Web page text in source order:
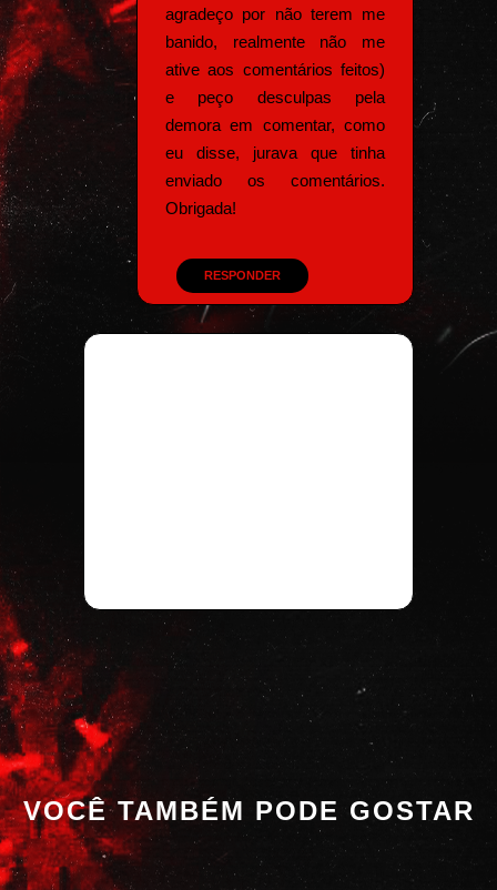
agradeço por não terem me
banido, realmente não me
ative aos comentários feitos)
e peço desculpas pela
demora em comentar, como
eu disse, jurava que tinha
enviado os comentários.
Obrigada!
RESPONDER
VOCÊ TAMBÉM PODE GOSTAR